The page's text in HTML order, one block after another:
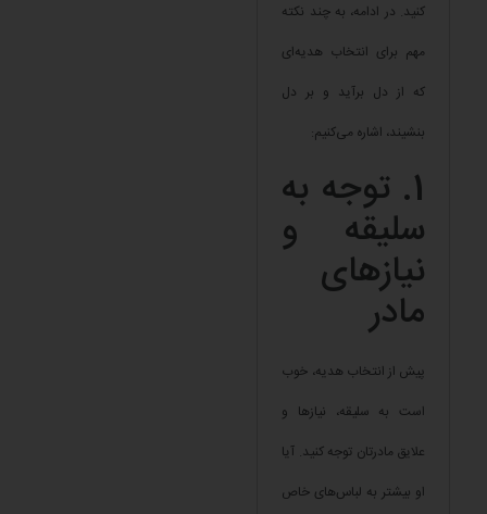
کنید. در ادامه، به چند نکته
مهم برای انتخاب هدیه‌ای
که از دل برآید و بر دل
بنشیند، اشاره می‌کنیم:
1. توجه به
سلیقه و
نیازهای
مادر
پیش از انتخاب هدیه، خوب
است به سلیقه، نیازها و
علایق مادرتان توجه کنید. آیا
او بیشتر به لباس‌های خاص